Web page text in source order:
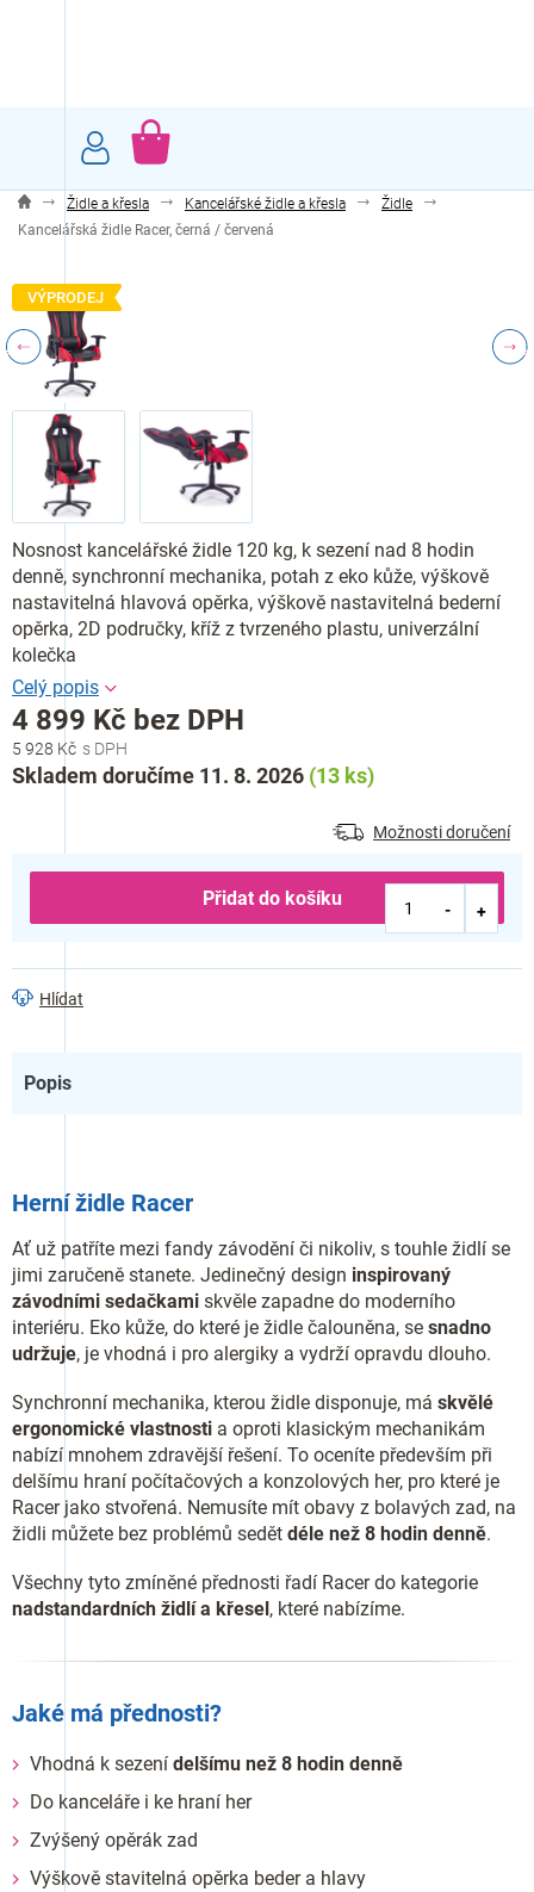
NÁKUPNÍ
Židle a křesla Kancelářské židle a křesla
Židle
Kancelářská židle Racer, černá / červená
VÝPRODEJ
5 928 Kč
4 899 Kč bez DPH
Měrná
cena:
Skladem doručíme 11. 8. 2026 (13 ks)
Možnosti doručení
Přidat do košíku
Nosnost kancelářské židle 120 kg, k sezení nad 8 hodin
denně, synchronní mechanika, potah z eko kůže, výškově
nastavitelná hlavová opěrka, výškově nastavitelná bederní
opěrka, 2D područky, kříž z tvrzeného plastu, univerzální
kolečka
Hlídat
Popis
Herní židle Racer
Ať už patříte mezi fandy závodění či nikoliv, s touhle židlí se
jimi zaručeně stanete. Jedinečný design inspirovaný
závodními sedačkami skvěle zapadne do moderního
interiéru. Eko kůže, do které je židle čalouněna, se snadno
udržuje, je vhodná i pro alergiky a vydrží opravdu dlouho.
Synchronní mechanika, kterou židle disponuje, má skvělé
ergonomické vlastnosti a oproti klasickým mechanikám
nabízí mnohem zdravější řešení. To oceníte především při
delšímu hraní počítačových a konzolových her, pro které je
Racer jako stvořená. Nemusíte mít obavy z bolavých zad, na
židli můžete bez problémů sedět déle než 8 hodin denně.
Všechny tyto zmíněné přednosti řadí Racer do kategorie
nadstandardních židlí a křesel, které nabízíme.
Jaké má přednosti?
Vhodná k sezení delšímu než 8 hodin denně
Do kanceláře i ke hraní her
Zvýšený opěrák zad
Výškově stavitelná opěrka beder a hlavy